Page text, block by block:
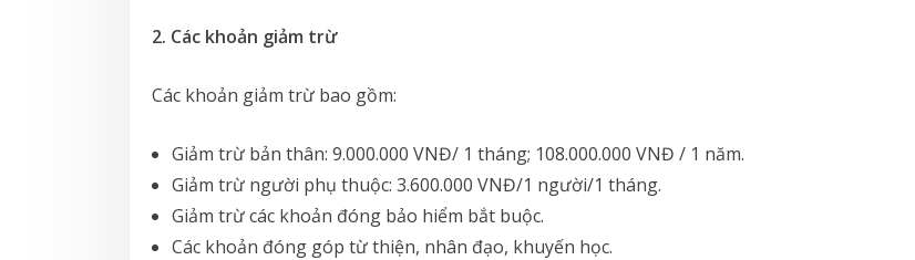
2. Các khoản giảm trừ
Các khoản giảm trừ bao gồm:
Giảm trừ bản thân: 9.000.000 VNĐ/ 1 tháng; 108.000.000 VNĐ / 1 năm.
Giảm trừ người phụ thuộc: 3.600.000 VNĐ/1 người/1 tháng.
Giảm trừ các khoản đóng bảo hiểm bắt buộc.
Các khoản đóng góp từ thiện, nhân đạo, khuyến học.